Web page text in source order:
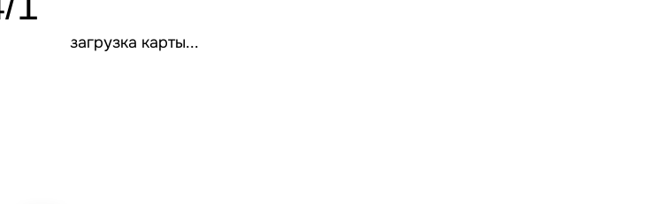
загрузка карты...